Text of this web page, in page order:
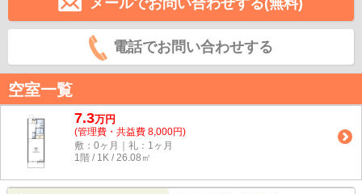
メールでお問い合わせする(無料)
電話でお問い合わせする
空室一覧
7.3万円
(管理費・共益費 8,000円)
敷：0ヶ月｜礼：1ヶ月
1階 / 1K / 26.08㎡